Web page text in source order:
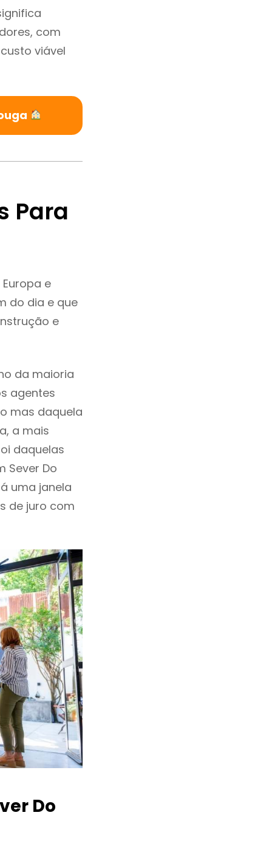
com
viável
Para
e
do dia e que
e
da maioria
agentes
mas daquela
a mais
daquelas
Sever Do
uma janela
de juro com
Do